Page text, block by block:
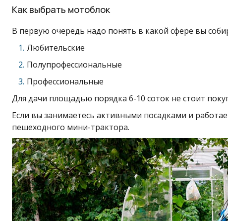
Как выбрать мотоблок
В первую очередь надо понять в какой сфере вы
Любительские
Полупрофессиональные
Профессиональные
Для дачи площадью порядка 6-10 соток не стоит
Если вы занимаетесь активными посадками и
пешеходного мини-трактора.